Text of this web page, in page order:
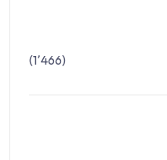
(1٬466)